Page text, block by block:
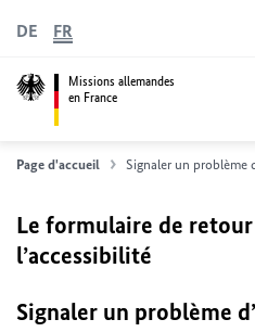
Missions allemandes
en France
DE FR
Page d'accueil Signaler un problème
Le formulaire de
l’accessibilité
Signaler un problème